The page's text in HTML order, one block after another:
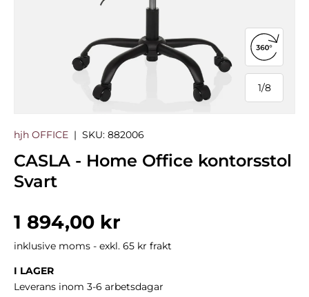
1/
från
8
Öppna
hjh OFFICE | SKU: 882006
CASLA - Home Office kontorsstol
Svart
Normalpris
1 894,00 kr
inklusive moms - exkl. 65 kr frakt
I LAGER
Leverans inom 3-6 arbetsdagar